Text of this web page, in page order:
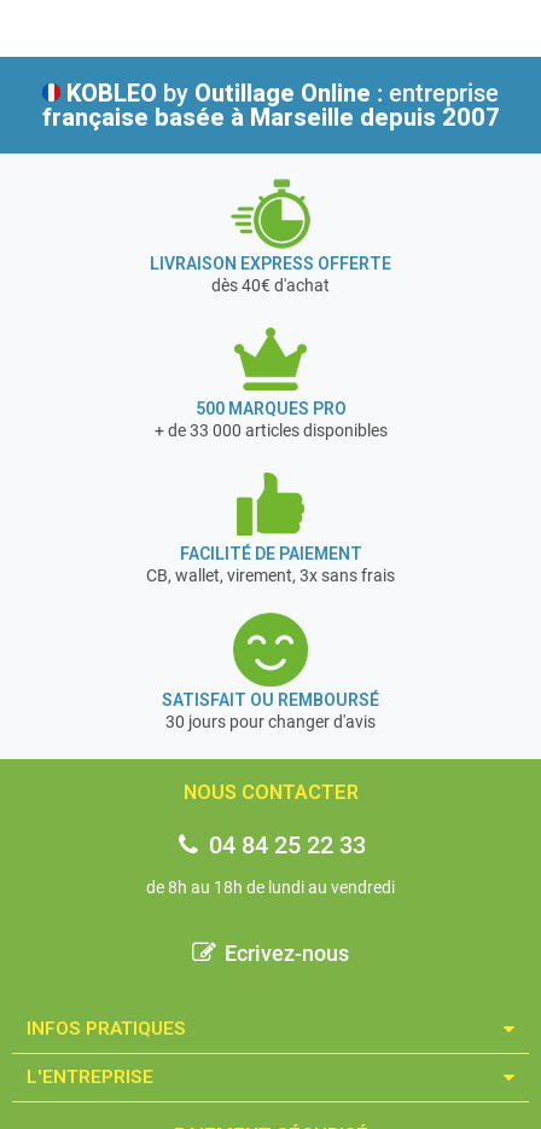
agences et distributeurs dans 100 pays à travers le
monde.
KOBLEO by Outillage Online : entreprise
française basée à Marseille depuis 2007
LIVRAISON EXPRESS OFFERTE
dès 40€ d'achat
500 MARQUES PRO
+ de 33 000 articles disponibles
FACILITÉ DE PAIEMENT
CB, wallet, virement, 3x sans frais
SATISFAIT OU REMBOURSÉ
30 jours pour changer d'avis
NOUS CONTACTER
04 84 25 22 33
de 8h au 18h de lundi au vendredi
Ecrivez-nous
INFOS PRATIQUES​
L'ENTREPRISE​